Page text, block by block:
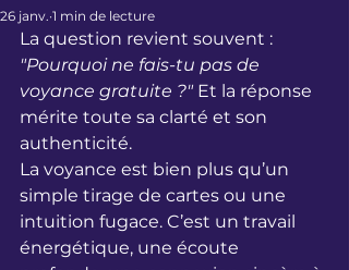
26 janv. 1 min de lecture
La question revient souvent :
"Pourquoi ne fais-tu pas de
voyance gratuite ?" Et la réponse
mérite toute sa clarté et son
authenticité.
La voyance est bien plus qu’un
simple tirage de cartes ou une
intuition fugace. C’est un travail
énergétique, une écoute